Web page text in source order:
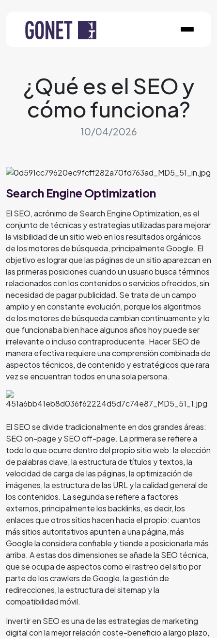
¿Qué es el SEO y
cómo funciona?
10/04/2026
Search Engine Optimization
El SEO, acrónimo de Search Engine Optimization, es el
conjunto de técnicas y estrategias utilizadas para mejorar
la visibilidad de un sitio web en los resultados orgánicos
de los motores de búsqueda, principalmente Google. El
objetivo es lograr que las páginas de un sitio aparezcan en
las primeras posiciones cuando un usuario busca términos
relacionados con los contenidos o servicios ofrecidos, sin
necesidad de pagar publicidad. Se trata de un campo
amplio y en constante evolución, porque los algoritmos
de los motores de búsqueda cambian continuamente y lo
que funcionaba bien hace algunos años hoy puede ser
irrelevante o incluso contraproducente. Hacer SEO de
manera efectiva requiere una comprensión combinada de
aspectos técnicos, de contenido y estratégicos que rara
vez se encuentran todos en una sola persona.
El SEO se divide tradicionalmente en dos grandes áreas:
SEO on-page y SEO off-page. La primera se refiere a
todo lo que ocurre dentro del propio sitio web: la elección
de palabras clave, la estructura de títulos y textos, la
velocidad de carga de las páginas, la optimización de
imágenes, la estructura de las URL y la calidad general de
los contenidos. La segunda se refiere a factores
externos, principalmente los backlinks, es decir, los
enlaces que otros sitios hacen hacia el propio: cuantos
más sitios autoritativos apunten a una página, más
Google la considera confiable y tiende a posicionarla más
arriba. A estas dos dimensiones se añade la SEO técnica,
que se ocupa de aspectos como el rastreo del sitio por
parte de los crawlers de Google, la gestión de
redirecciones, la estructura del sitemap y la
compatibilidad móvil.
Invertir en SEO es una de las estrategias de marketing
digital con la mejor relación coste-beneficio a largo plazo,